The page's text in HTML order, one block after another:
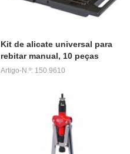
Kit de alicate universal para
rebitar manual, 10 peças
Artigo-N.º: 150.9610